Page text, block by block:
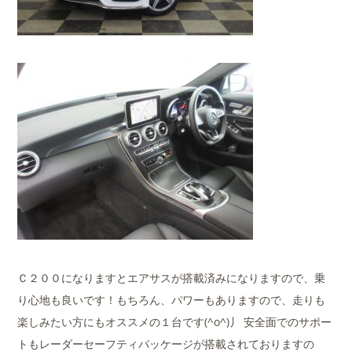
Ｃ２００になりますとエアサスが搭載済みになりますので、乗
り心地も良いです！もちろん、パワーもありますので、走りも
楽しみたい方にもオススメの１台です(^o^)丿 安全面でのサポー
トもレーダーセーフティパッケージが搭載されておりますの